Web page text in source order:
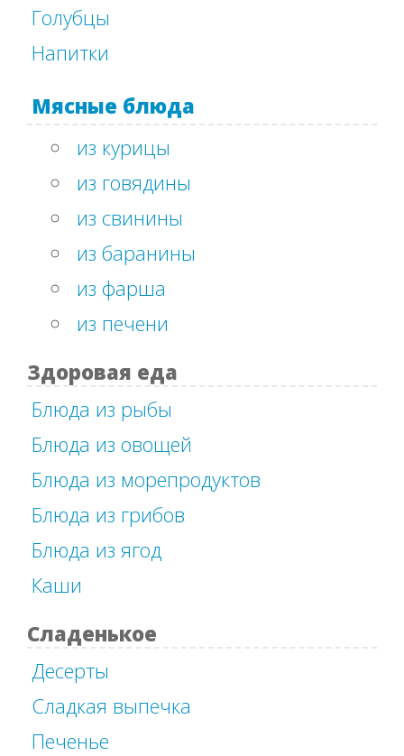
Голубцы
Напитки
Мясные блюда
из курицы
из говядины
из свинины
из баранины
из фарша
из печени
Здоровая еда
Блюда из рыбы
Блюда из овощей
Блюда из морепродуктов
Блюда из грибов
Блюда из ягод
Каши
Сладенькое
Десерты
Сладкая выпечка
Печенье